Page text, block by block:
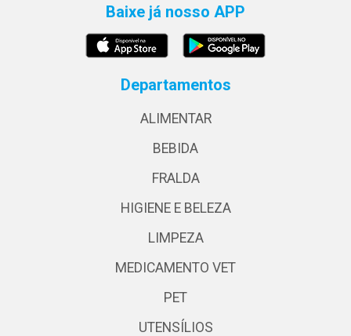
Baixe já nosso APP
Departamentos
ALIMENTAR
BEBIDA
FRALDA
HIGIENE E BELEZA
LIMPEZA
MEDICAMENTO VET
PET
UTENSÍLIOS